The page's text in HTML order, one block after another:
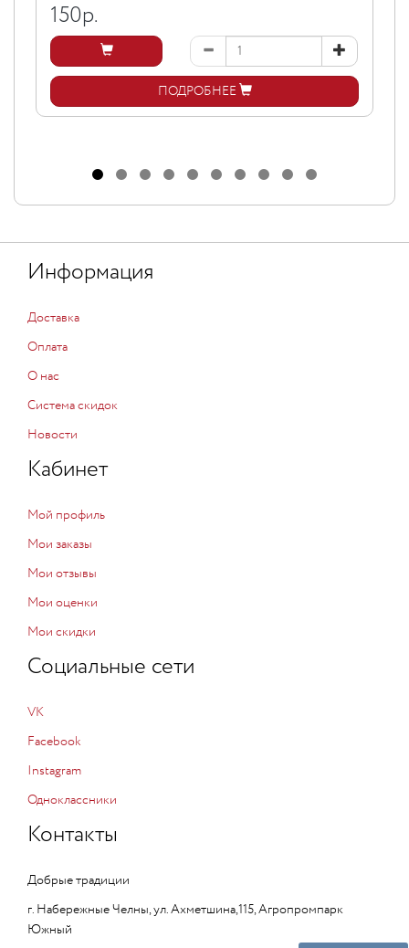
150р.
ПОДРОБНЕЕ
Информация
Доставка
Оплата
О нас
Система скидок
Новости
Кабинет
Мой профиль
Мои заказы
Мои отзывы
Мои оценки
Мои скидки
Социальные сети
VK
Facebook
Instagram
Одноклассники
Контакты
Добрые традиции
г. Набережные Челны, ул. Ахметшина,115, Агропромпарк
Южный